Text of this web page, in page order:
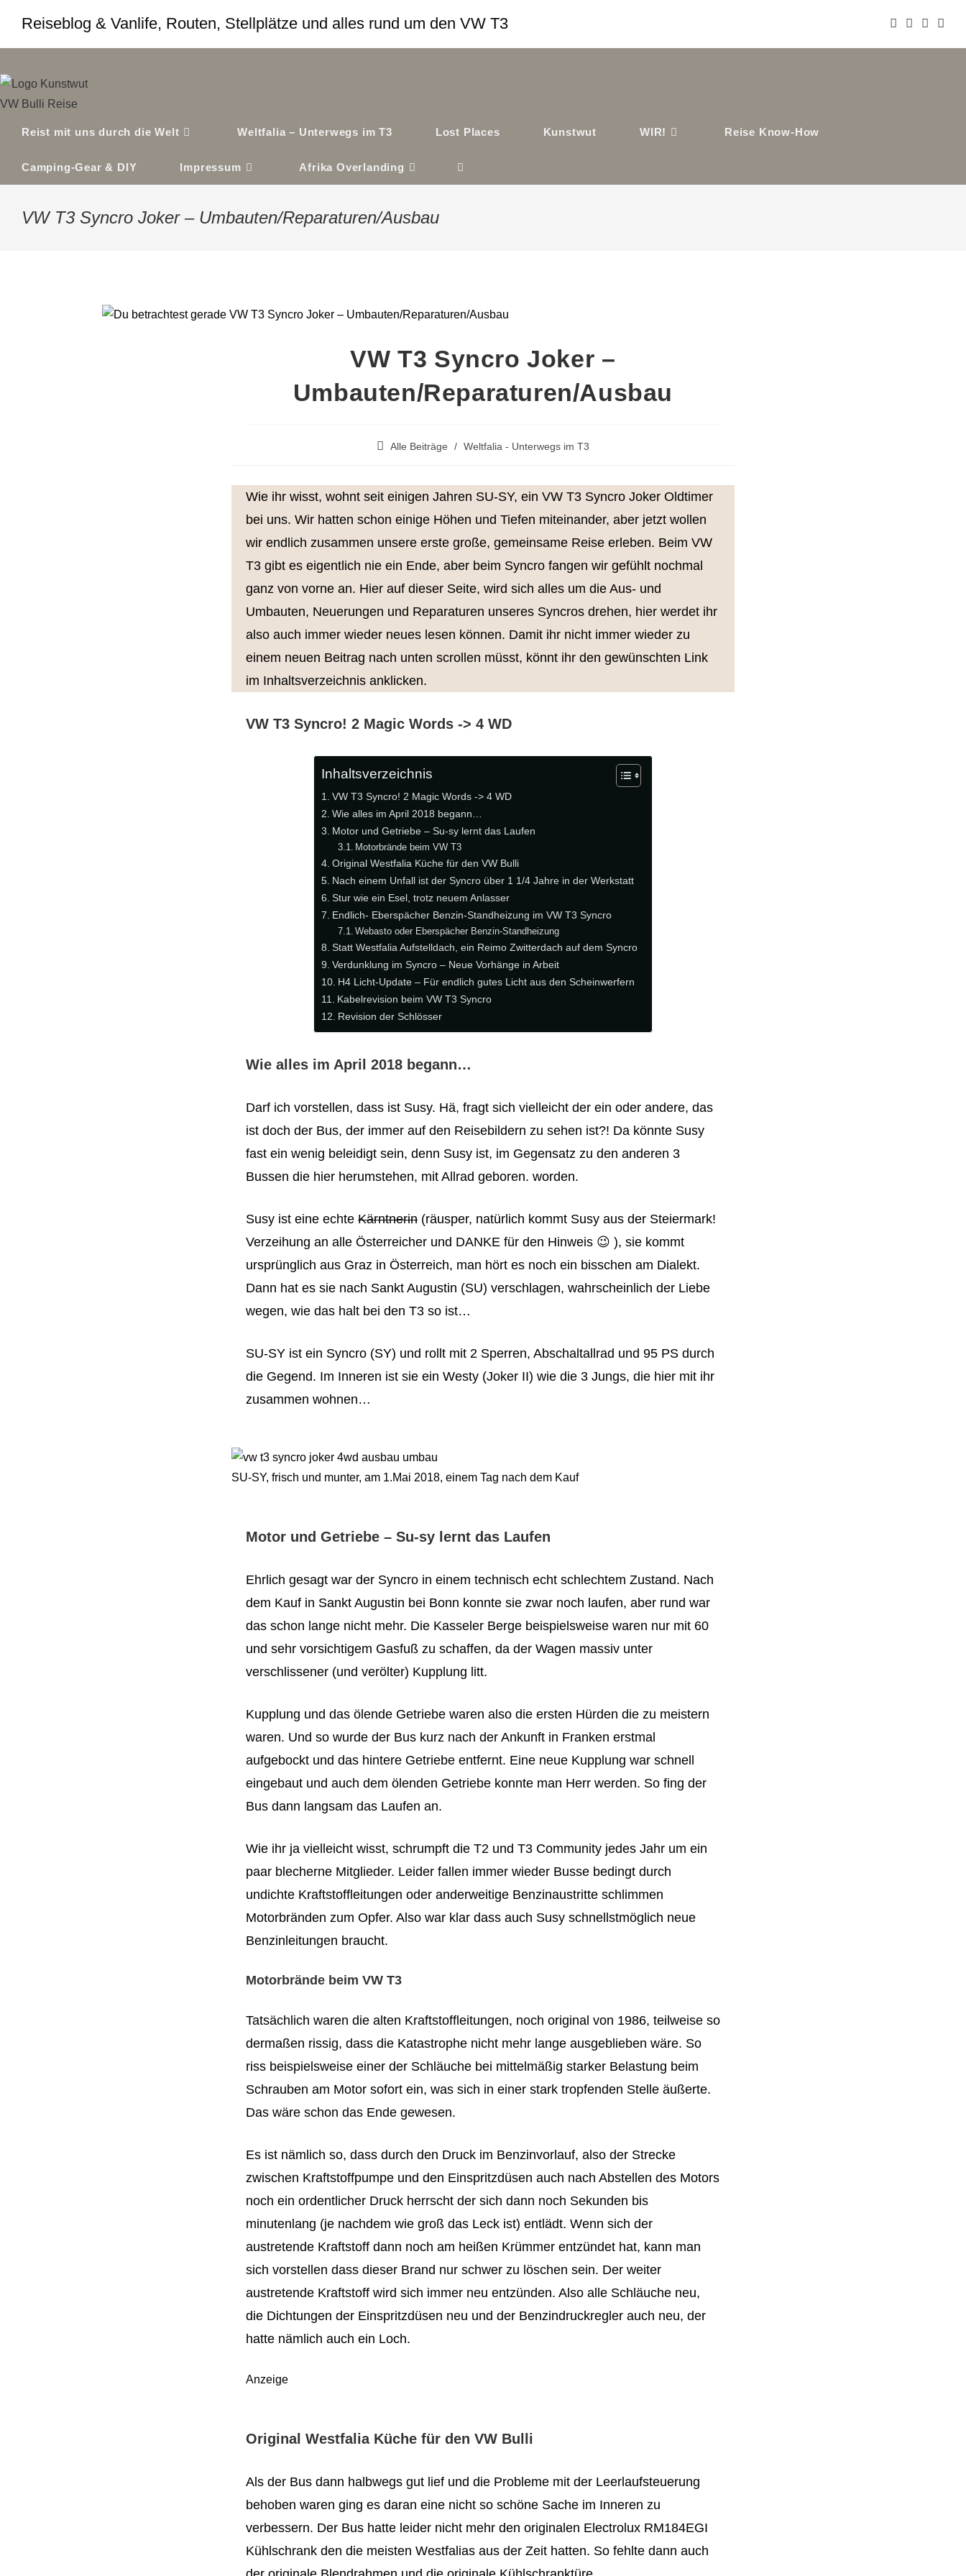
InhaltReiseblog & Vanlife, Routen, Stellplätze und alles rund um den VW T3
Reist mit uns durch die Welt Weltfalia – Unterwegs im T3 Lost Places Kunstwut WIR! Reise Know-How
Camping-Gear & DIY Impressum Afrika Overlanding Website-
VW T3 Syncro Joker – Umbauten/Reparaturen/Ausbau
VW T3 Syncro Joker –
Umbauten/Reparaturen/Ausbau
Beitrags-
Alle Beiträge / Weltfalia - Unterwegs im T3
Wie ihr wisst, wohnt seit einigen Jahren SU-SY, ein VW T3 Syncro Joker Oldtimer
bei uns. Wir hatten schon einige Höhen und Tiefen miteinander, aber jetzt wollen
wir endlich zusammen unsere erste große, gemeinsame Reise erleben. Beim VW
T3 gibt es eigentlich nie ein Ende, aber beim Syncro fangen wir gefühlt nochmal
ganz von vorne an. Hier auf dieser Seite, wird sich alles um die Aus- und
Umbauten, Neuerungen und Reparaturen unseres Syncros drehen, hier werdet ihr
also auch immer wieder neues lesen können. Damit ihr nicht immer wieder zu
einem neuen Beitrag nach unten scrollen müsst, könnt ihr den gewünschten Link
im Inhaltsverzeichnis anklicken.
VW T3 Syncro! 2 Magic Words -> 4 WD
Inhaltsverzeichnis
VW T3 Syncro! 2 Magic Words -> 4 WD
Wie alles im April 2018 begann…
Motor und Getriebe – Su-sy lernt das Laufen
Motorbrände beim VW T3
Original Westfalia Küche für den VW Bulli
Nach einem Unfall ist der Syncro über 1 1/4 Jahre in der Werkstatt
Stur wie ein Esel, trotz neuem Anlasser
Endlich- Eberspächer Benzin-Standheizung im VW T3 Syncro
Webasto oder Eberspächer Benzin-Standheizung
Statt Westfalia Aufstelldach, ein Reimo Zwitterdach auf dem Syncro
Verdunklung im Syncro – Neue Vorhänge in Arbeit
H4 Licht-Update – Für endlich gutes Licht aus den Scheinwerfern
Kabelrevision beim VW T3 Syncro
Revision der Schlösser
Wie alles im April 2018 begann…
Darf ich vorstellen, dass ist Susy. Hä, fragt sich vielleicht der ein oder andere, das
ist doch der Bus, der immer auf den Reisebildern zu sehen ist?! Da könnte Susy
fast ein wenig beleidigt sein, denn Susy ist, im Gegensatz zu den anderen 3
Bussen die hier herumstehen, mit Allrad geboren. worden.
Susy ist eine echte Kärntnerin (räusper, natürlich kommt Susy aus der Steiermark!
Verzeihung an alle Österreicher und DANKE für den Hinweis 😉 ), sie kommt
ursprünglich aus Graz in Österreich, man hört es noch ein bisschen am Dialekt.
Dann hat es sie nach Sankt Augustin (SU) verschlagen, wahrscheinlich der Liebe
wegen, wie das halt bei den T3 so ist…
SU-SY ist ein Syncro (SY) und rollt mit 2 Sperren, Abschaltallrad und 95 PS durch
die Gegend. Im Inneren ist sie ein Westy (Joker II) wie die 3 Jungs, die hier mit ihr
zusammen wohnen…
SU-SY, frisch und munter, am 1.Mai 2018, einem Tag nach dem Kauf
Motor und Getriebe – Su-sy lernt das Laufen
Ehrlich gesagt war der Syncro in einem technisch echt schlechtem Zustand. Nach
dem Kauf in Sankt Augustin bei Bonn konnte sie zwar noch laufen, aber rund war
das schon lange nicht mehr. Die Kasseler Berge beispielsweise waren nur mit 60
und sehr vorsichtigem Gasfuß zu schaffen, da der Wagen massiv unter
verschlissener (und verölter) Kupplung litt.
Kupplung und das ölende Getriebe waren also die ersten Hürden die zu meistern
waren. Und so wurde der Bus kurz nach der Ankunft in Franken erstmal
aufgebockt und das hintere Getriebe entfernt. Eine neue Kupplung war schnell
eingebaut und auch dem ölenden Getriebe konnte man Herr werden. So fing der
Bus dann langsam das Laufen an.
Wie ihr ja vielleicht wisst, schrumpft die T2 und T3 Community jedes Jahr um ein
paar blecherne Mitglieder. Leider fallen immer wieder Busse bedingt durch
undichte Kraftstoffleitungen oder anderweitige Benzinaustritte schlimmen
Motorbränden zum Opfer. Also war klar dass auch Susy schnellstmöglich neue
Benzinleitungen braucht.
Motorbrände beim VW T3
Tatsächlich waren die alten Kraftstoffleitungen, noch original von 1986, teilweise so
dermaßen rissig, dass die Katastrophe nicht mehr lange ausgeblieben wäre. So
riss beispielsweise einer der Schläuche bei mittelmäßig starker Belastung beim
Schrauben am Motor sofort ein, was sich in einer stark tropfenden Stelle äußerte.
Das wäre schon das Ende gewesen.
Es ist nämlich so, dass durch den Druck im Benzinvorlauf, also der Strecke
zwischen Kraftstoffpumpe und den Einspritzdüsen auch nach Abstellen des Motors
noch ein ordentlicher Druck herrscht der sich dann noch Sekunden bis
minutenlang (je nachdem wie groß das Leck ist) entlädt. Wenn sich der
austretende Kraftstoff dann noch am heißen Krümmer entzündet hat, kann man
sich vorstellen dass dieser Brand nur schwer zu löschen sein. Der weiter
austretende Kraftstoff wird sich immer neu entzünden. Also alle Schläuche neu,
die Dichtungen der Einspritzdüsen neu und der Benzindruckregler auch neu, der
hatte nämlich auch ein Loch.
Anzeige
Original Westfalia Küche für den VW Bulli
Als der Bus dann halbwegs gut lief und die Probleme mit der Leerlaufsteuerung
behoben waren ging es daran eine nicht so schöne Sache im Inneren zu
verbessern. Der Bus hatte leider nicht mehr den originalen Electrolux RM184EGI
Kühlschrank den die meisten Westfalias aus der Zeit hatten. So fehlte dann auch